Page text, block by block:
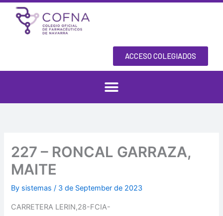
Skip
content
ACCESO COLEGIADOS
227 – RONCAL GARRAZA,
MAITE
By sistemas/ 3 de September de 2023
CARRETERA LERIN,28-FCIA-